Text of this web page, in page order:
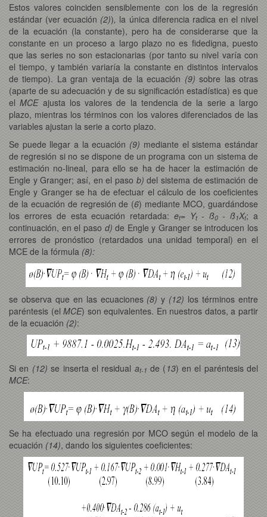
Estos valores coinciden sensiblemente con los de la regresión
estándar (ver ecuación (2)), la única diferencia radica en el nivel
de la ecuación (la constante), pero ha de considerarse que la
constante en un proceso a largo plazo no es fidedigna, puesto
que las series no son estacionarias (por tanto su nivel varía con
el tiempo, y también variaría la constante en distintos intervalos
de tiempo). La gran ventaja de la ecuación (9)sobre las otras
(aparte de su adecuación y de su significación estadística) es que
elMCEajusta los valores de la tendencia de la serie a largo
plazo, mientras los términos con los valores diferenciados de las
variables ajustan la serie a corto plazo.
Se puede llegar a la ecuación (9) mediante el sistema estándar
de regresión si no se dispone de un programa con un sistema de
estimación no-lineal, para ello se ha de hacer la estimación de
Engle y Granger; así, en el paso b) del sistema de estimación de
Engle y Granger se ha de efectuar el cálculo de los coeficientes
de la ecuación de regresión de (6) mediante MCO, guardándose
los errores de esta ecuación retardada: et= Yt - ß0- ß1Xt; a
continuación, en el paso d) de Engle y Granger se introducen los
errores de pronóstico (retardados una unidad temporal) en el
MCE de la fórmula (8):
se observa que en las ecuaciones(8) y (12) los términos entre
paréntesis (elMCE) son equivalentes. En nuestros datos, a partir
de la ecuación (2):
Si en (12) se inserta el residual at-1 de ( 13) en el paréntesis del
MCE:
Se ha efectuado una regresión por MCO según el modelo de la
ecuación (14), dando los siguientes coeficientes: